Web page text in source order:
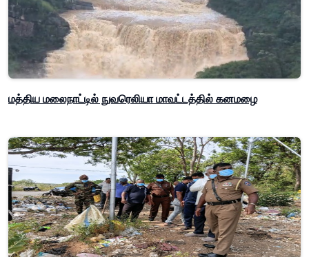
மத்திய மலைநாட்டில் நுவரெலியா மாவட்டத்தில் கனமழை